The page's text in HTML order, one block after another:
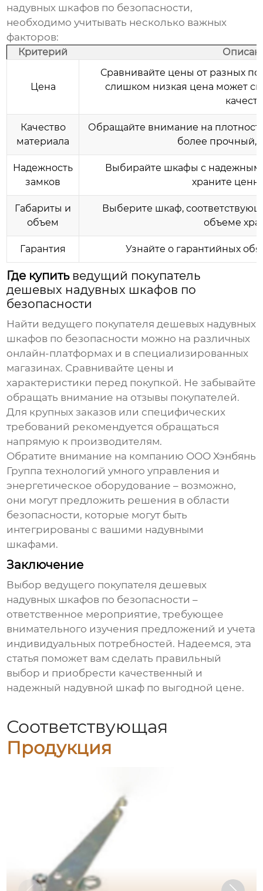
надувных шкафов по безопасности,
необходимо учитывать несколько важных
факторов:
Критерий
Цена
Сравнивайте цены от разных
слишком низкая цена может
Качество
материала
Обращайте внимание на
более прочный,
Надежность
замков
Выбирайте шкафы с
храните
Габариты и
объем
Выберите шкаф,
объеме
Гарантия Узнайте о гарантийных
Где купить ведущий покупатель
дешевых надувных шкафов по
безопасности
Найти ведущего покупателя дешевых надувных
шкафов по безопасности можно на различных
онлайн-платформах и в специализированных
магазинах. Сравнивайте цены и
характеристики перед покупкой. Не забывайте
обращать внимание на отзывы покупателей.
Для крупных заказов или специфических
требований рекомендуется обращаться
напрямую к производителям.
Обратите внимание на компанию ООО Хэнбянь
Группа технологий умного управления и
энергетическое оборудование – возможно,
они могут предложить решения в области
безопасности, которые могут быть
интегрированы с вашими надувными
шкафами.
Заключение
Выбор ведущего покупателя дешевых
надувных шкафов по безопасности –
ответственное мероприятие, требующее
внимательного изучения предложений и учета
индивидуальных потребностей. Надеемся, эта
статья поможет вам сделать правильный
выбор и приобрести качественный и
надежный надувной шкаф по выгодной цене.
Соответствующая
Продукция